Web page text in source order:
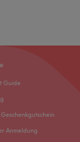
Guide
Anmeldung